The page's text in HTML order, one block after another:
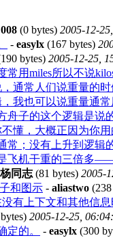
008 (0 bytes) 2005-12-
- easylx (167 bytes)
bytes) 2005-12-25,
常用miles所以不说
通常人们说重量的
我也可以说重量通常
舟子的这个逻辑是说
不懂，大概正因为你
常；没有上升到逻辑
飞机干重的三倍多
同志 (81 bytes) 2005-
和图示 - aliastwo
有上下文和其他信
2005-12-25,
定的。
- easylx (300